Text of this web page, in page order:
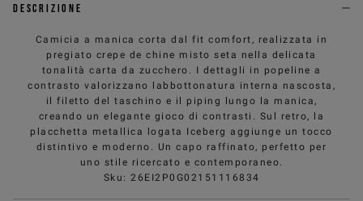
Descrizione
Camicia a manica corta dal fit comfort, realizzata in
pregiato crepe de chine misto seta nella delicata
tonalità carta da zucchero. I dettagli in popeline a
contrasto valorizzano labbottonatura interna nascosta,
il filetto del taschino e il piping lungo la manica,
creando un elegante gioco di contrasti. Sul retro, la
placchetta metallica logata Iceberg aggiunge un tocco
distintivo e moderno. Un capo raffinato, perfetto per
uno stile ricercato e contemporaneo.
Sku : 26EI2P0G02151116834